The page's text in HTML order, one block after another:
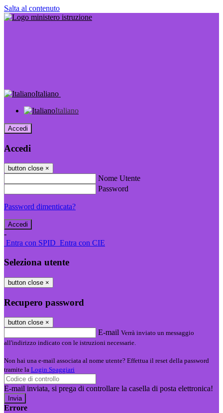
Salta al contenuto
Italiano
Italiano
Accedi
Accedi
button close ×
Nome Utente
Password
Password dimenticata?
-
Entra con SPID Entra con CIE
Seleziona utente
button close ×
Recupero password
button close ×
E-mail Verrà inviato un messaggio
all'indirizzo indicato con le istruzioni necessarie.
Non hai una e-mail associata al nome utente? Effettua il reset della password
tramite la Login Spaggiari
E-mail inviata, si prega di controllare la casella di posta elettronica!
Errore